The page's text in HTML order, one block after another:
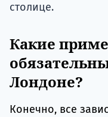
столице.
Какие
Лондоне?
Конечно, все